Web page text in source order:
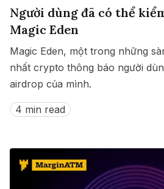
Người dùng đã có thể
Magic Eden
Magic Eden, một trong những
nhất crypto thông báo người
airdrop của mình.
4 min read